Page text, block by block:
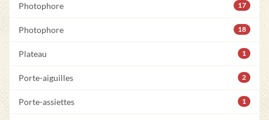
Photophore 17
Photophore 18
Plateau 1
Porte-aiguilles 2
Porte-assiettes 1